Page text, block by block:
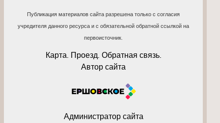
Публикация материалов сайта разрешена только с согласия
учредителя данного ресурса и с обязательной обратной ссылкой на
первоисточник.
Карта. Проезд. Обратная связь.
Автор сайта
Администратор сайта